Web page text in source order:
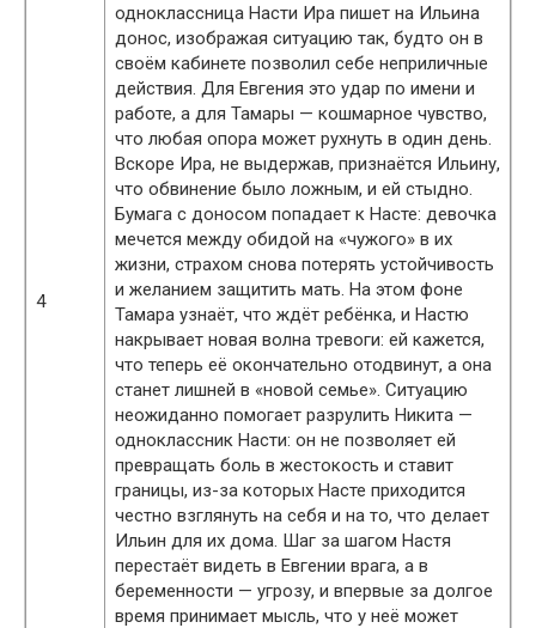
4
одноклассница Насти Ира пишет на Ильина
донос, изображая ситуацию так, будто он в
своём кабинете позволил себе неприличные
действия. Для Евгения это удар по имени и
работе, а для Тамары — кошмарное чувство,
что любая опора может рухнуть в один день.
Вскоре Ира, не выдержав, признаётся Ильину,
что обвинение было ложным, и ей стыдно.
Бумага с доносом попадает к Насте: девочка
мечется между обидой на «чужого» в их
жизни, страхом снова потерять устойчивость
и желанием защитить мать. На этом фоне
Тамара узнаёт, что ждёт ребёнка, и Настю
накрывает новая волна тревоги: ей кажется,
что теперь её окончательно отодвинут, а она
станет лишней в «новой семье». Ситуацию
неожиданно помогает разрулить Никита —
одноклассник Насти: он не позволяет ей
превращать боль в жестокость и ставит
границы, из-за которых Насте приходится
честно взглянуть на себя и на то, что делает
Ильин для их дома. Шаг за шагом Настя
перестаёт видеть в Евгении врага, а в
беременности — угрозу, и впервые за долгое
время принимает мысль, что у неё может